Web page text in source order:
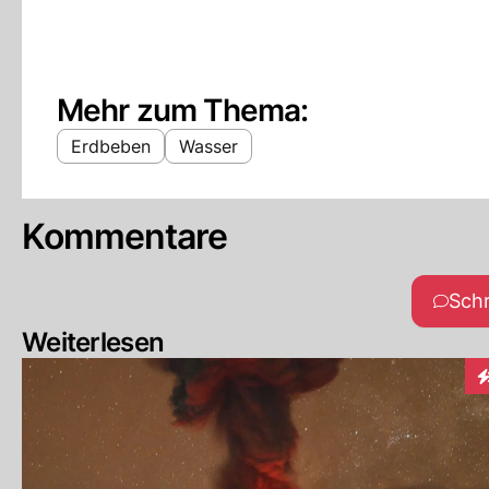
Mehr zum Thema:
Erdbeben Wasser
Kommentare
Weiterlesen